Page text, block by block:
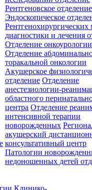
Рентгеновское отделение
Эндоскопическое
Рентгенохирургических
диагностики и лечения
Отделение онкоурологии
Отделение
торакальной онкологии
Акушерское
отделение Отделение
анестезиологии-
областного
центра Отделение
интенсивной терапии
новорожденных
акушерский
консультативный центр
Патологии
недоношенных детей
Клинико-